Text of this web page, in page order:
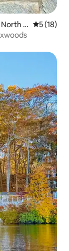
S
5 (18)
gostov«